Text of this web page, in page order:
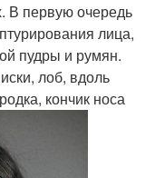
В первую очередь
лица,
пудры и румян.
лоб, вдоль
кончик носа